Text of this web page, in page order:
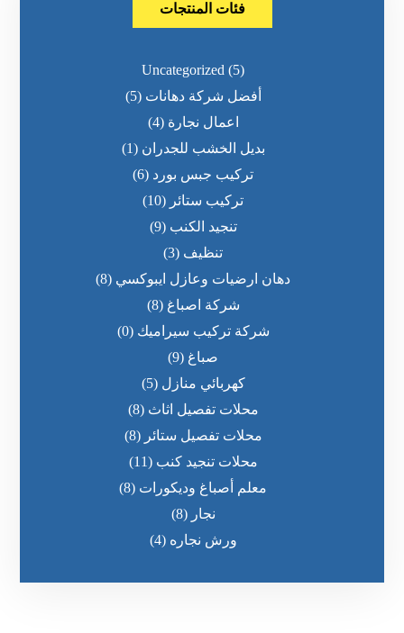
فئات المنتجات
Uncategorized (5)
أفضل شركة دهانات (5)
اعمال نجارة (4)
بديل الخشب للجدران (1)
تركيب جبس بورد (6)
تركيب ستائر (10)
تنجيد الكنب (9)
تنظيف (3)
دهان ارضيات وعازل ايبوكسي (8)
شركة اصباغ (8)
شركة تركيب سيراميك (0)
صباغ (9)
كهربائي منازل (5)
محلات تفصيل اثاث (8)
محلات تفصيل ستائر (8)
محلات تنجيد كنب (11)
معلم أصباغ وديكورات (8)
نجار (8)
ورش نجاره (4)